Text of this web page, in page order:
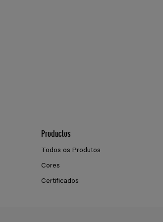
Productos
Todos os Produtos
Cores
Certificados